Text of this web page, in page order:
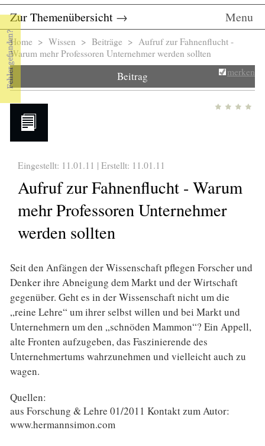
Zur Themenübersicht → Menu
Sie sind hier
Home > Wissen > Beiträge > Aufruf zur Fahnenflucht -
Warum mehr Professoren Unternehmer werden sollten
Beitrag merken
Eingestellt: 11.01.11 | Erstellt: 11.01.11
Aufruf zur Fahnenflucht - Warum
mehr Professoren Unternehmer
werden sollten
Seit den Anfängen der Wissenschaft pflegen Forscher und
Denker ihre Abneigung dem Markt und der Wirtschaft
gegenüber. Geht es in der Wissenschaft nicht um die
„reine Lehre“ um ihrer selbst willen und bei Markt und
Unternehmern um den „schnöden Mammon“? Ein Appell,
alte Fronten aufzugeben, das Faszinierende des
Unternehmertums wahrzunehmen und vielleicht auch zu
wagen.
Quellen:
aus Forschung & Lehre 01/2011 Kontakt zum Autor:
www.hermannsimon.com